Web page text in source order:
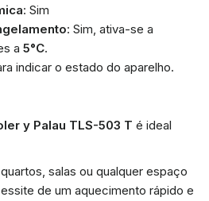
: Sim
: Sim, ativa-se a
a 5°C.
indicar o estado do aparelho.
y Palau TLS-503 T é ideal
salas ou qualquer espaço
de um aquecimento rápido e